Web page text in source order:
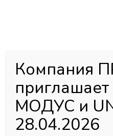
Алюминиевый
MODUS серии
Компания
МОДУС и
28.04.2026